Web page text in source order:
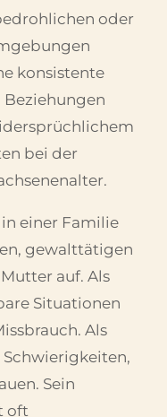
oder
konsistente
Beziehungen
bei der
einer Familie
gewalttätigen
auf. Als
Situationen
Als
Schwierigkeiten,
Sein
oft